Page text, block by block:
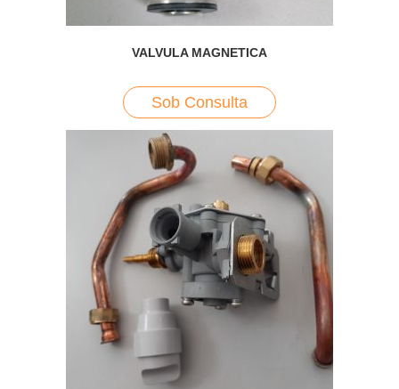
VALVULA MAGNETICA
Sob Consulta